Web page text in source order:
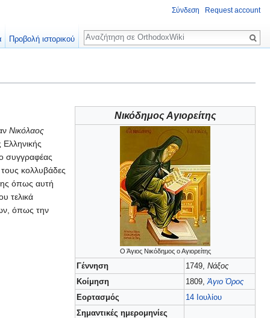
Νικόδημος Αγιορείτης
Ο Άγιος Νικόδημος ο Αγιορείτης
Γέννηση 1749, Νάξος
Κοίμηση
1809, Άγιο Όρος
Εορτασμός
14 Ιουλίου
Σημαντικές ημερομηνίες
Νικόλαος
Ελληνικής
συγγραφέας
κολλυβάδες
όπως αυτή
τελικά
όπως την
Σύνδεση Request account
Προβολή ιστορικού
Αναζήτηση